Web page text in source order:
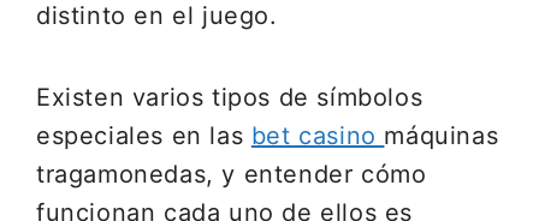
distinto en el juego.
Existen varios tipos de símbolos
especiales en las bet casino máquinas
tragamonedas, y entender cómo
funcionan cada uno de ellos es